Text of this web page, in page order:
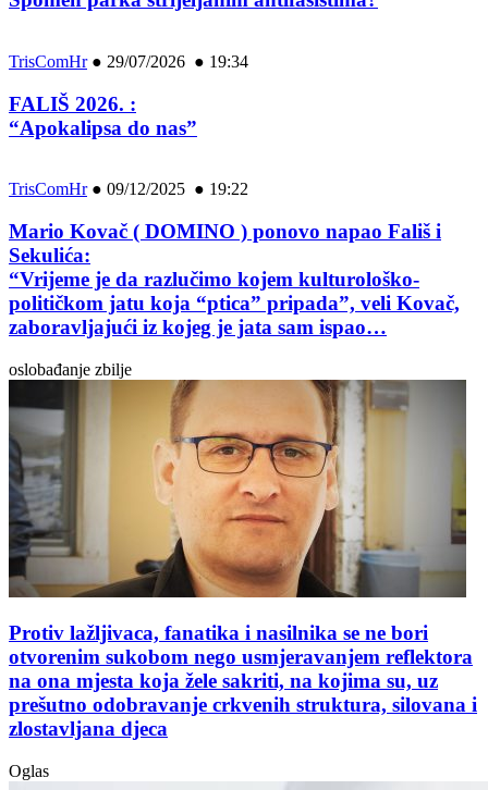
TrisComHr● 29/07/2026 ● 19:34
FALIŠ 2026. :
“Apokalipsa do nas”
TrisComHr● 09/12/2025 ● 19:22
Mario Kovač ( DOMINO ) ponovo napao Fališ i
Sekulića:
“Vrijeme je da razlučimo kojem kulturološko-
političkom jatu koja “ptica” pripada”, veli Kovač,
zaboravljajući iz kojeg je jata sam ispao…
oslobađanje zbilje
Protiv lažljivaca, fanatika i nasilnika se ne bori
otvorenim sukobom nego usmjeravanjem reflektora
na ona mjesta koja žele sakriti, na kojima su, uz
prešutno odobravanje crkvenih struktura, silovana i
zlostavljana djeca
Oglas